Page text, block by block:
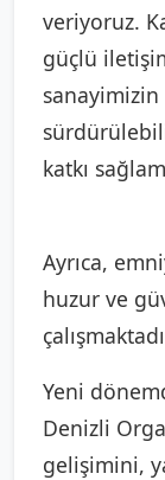
veriyoruz.
güçlü
katkı
Ayrıca,
huzur ve
Yeni
Denizli
gelişimini,